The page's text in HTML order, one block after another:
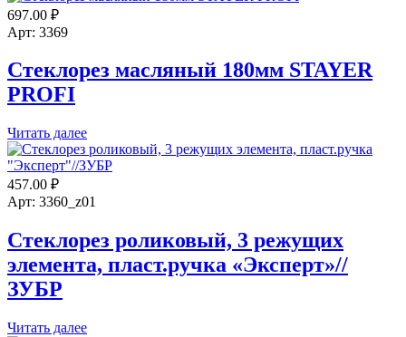
Ролик
для
плиткореза
22х6х2мм
"Профи
FIT
697.00 ₽
Арт: 3369
Стеклорез масляный 180мм STAYER
PROFI
Читать далее
457.00 ₽
Арт: 3360_z01
Стеклорез роликовый, 3 режущих
элемента, пласт.ручка «Эксперт»//
ЗУБР
Читать далее